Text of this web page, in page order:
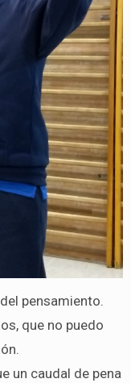
pensamiento.
que no puedo
un caudal de pena